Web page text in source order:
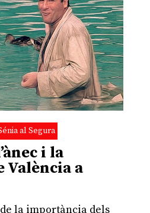
al Segura
i la
València a
la importància dels